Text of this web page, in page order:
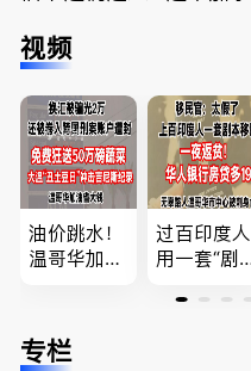
视频
油价跳水！
温哥华加油
低；免费狂
送50万磅蔬
过百印度人
用一套“剧
官：太假
专栏